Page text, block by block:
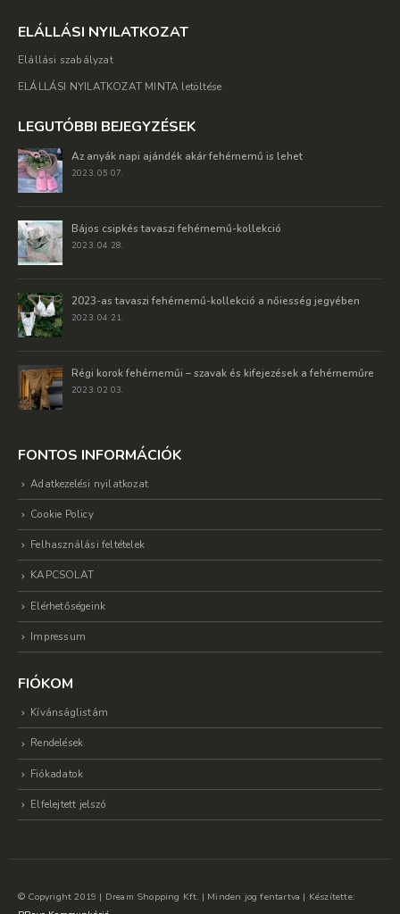
ELÁLLÁSI NYILATKOZAT
Elállási szabályzat
ELÁLLÁSI NYILATKOZAT MINTA letöltése
LEGUTÓBBI BEJEGYZÉSEK
Az anyák napi ajándék akár fehérnemű is lehet
2023. 05 07.
Bájos csipkés tavaszi fehérnemű-kollekció
2023. 04 28.
2023-as tavaszi fehérnemű-kollekció a nőiesség jegyében
2023. 04 21.
Régi korok fehérneműi – szavak és kifejezések a fehérneműre
2023. 02 03.
FONTOS INFORMÁCIÓK
Adatkezelési nyilatkozat
Cookie Policy
Felhasználási feltételek
KAPCSOLAT
Elérhetőségeink
Impressum
FIÓKOM
Kívánságlistám
Rendelések
Fiókadatok
Elfelejtett jelszó
© Copyright 2019 | Dream Shopping Kft. | Minden jog fentartva | Készítette: